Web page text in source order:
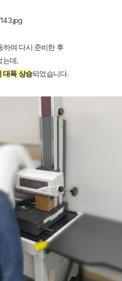
하여 다시 준비한 후
는데,
대폭 상승되었습니다.